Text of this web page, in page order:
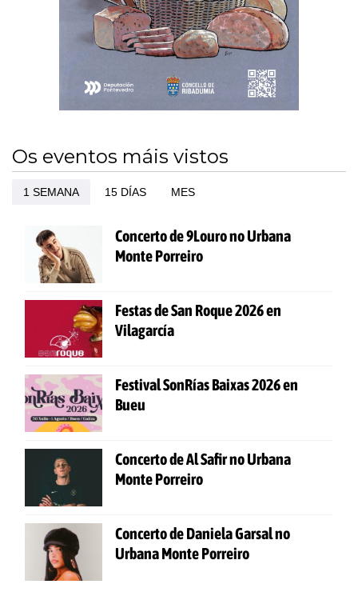
Os eventos máis vistos
1 SEMANA 15 DÍAS MES
Concerto de 9Louro no Urbana
Monte Porreiro
Festas de San Roque 2026 en
Vilagarcía
Festival SonRías Baixas 2026 en
Bueu
Concerto de Al Safir no Urbana
Monte Porreiro
Concerto de Daniela Garsal no
Urbana Monte Porreiro